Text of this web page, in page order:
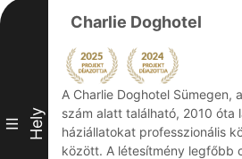
III Hely
Charlie Doghotel
A Charlie Doghotel Sümegen,
szám alatt található, 2010 óta
háziállatokat professzionális
között. A létesítmény legfőbb